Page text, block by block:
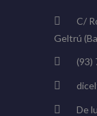
C/
Geltrú
(93)
De